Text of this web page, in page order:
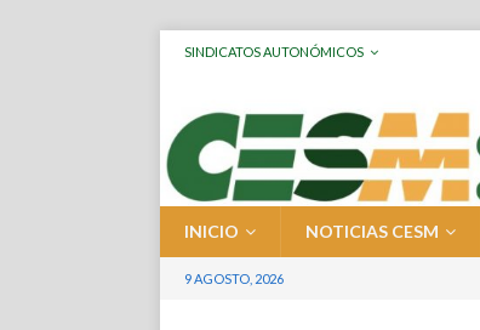
SINDICATOS AUTONÓMICOS
INICIO NOTICIAS CESM
9 AGOSTO, 2026